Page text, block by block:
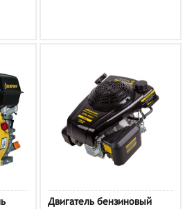
Двигатель бензиновый